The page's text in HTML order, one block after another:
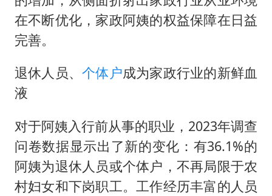
在不断优化，家政阿姨的权益保障在日益
完善。
退休人员、个体户成为家政行业的新鲜血
液
对于阿姨入行前从事的职业，2023年调查
问卷数据显示出了新的变化：有36.1%的
阿姨为退休人员或个体户，不再局限于农
村妇女和下岗职工。工作经历丰富的人员